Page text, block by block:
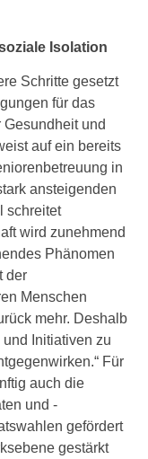
Isolation
Schritte gesetzt
für das
und
auf ein bereits
in
ansteigenden
schreitet
wird zunehmend
Phänomen
der
Menschen
mehr. Deshalb
Initiativen zu
Für
auch die
und -
gefördert
gestärkt